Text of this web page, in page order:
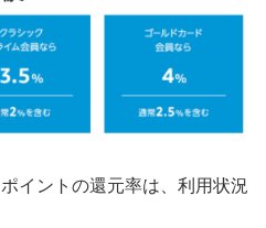
イントの還元率は、利用状況